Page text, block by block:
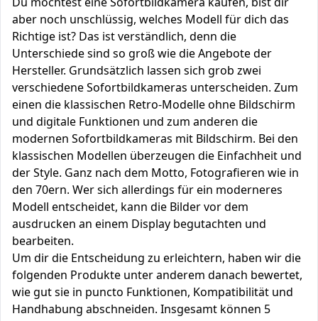
aber noch unschlüssig, welches Modell für dich das
Richtige ist? Das ist verständlich, denn die
Unterschiede sind so groß wie die Angebote der
Hersteller. Grundsätzlich lassen sich grob zwei
verschiedene Sofortbildkameras unterscheiden. Zum
einen die klassischen Retro-Modelle ohne Bildschirm
und digitale Funktionen und zum anderen die
modernen Sofortbildkameras mit Bildschirm. Bei den
klassischen Modellen überzeugen die Einfachheit und
der Style. Ganz nach dem Motto, Fotografieren wie in
den 70ern. Wer sich allerdings für ein moderneres
Modell entscheidet, kann die Bilder vor dem
ausdrucken an einem Display begutachten und
bearbeiten.
Um dir die Entscheidung zu erleichtern, haben wir die
folgenden Produkte unter anderem danach bewertet,
wie gut sie in puncto Funktionen, Kompatibilität und
Handhabung abschneiden. Insgesamt können 5